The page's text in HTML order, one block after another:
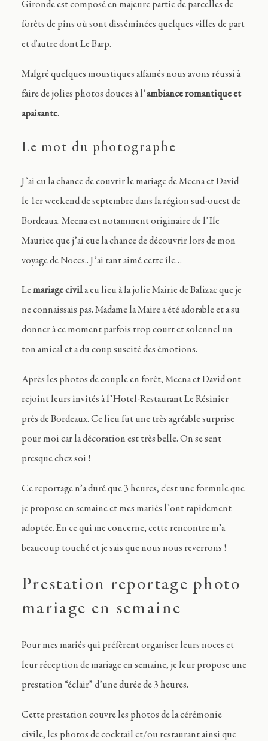
Gironde est composé en majeure partie de parcelles de
forêts de pins où sont disséminées quelques villes de part
et d'autre dont Le Barp.
Malgré quelques moustiques affamés nous avons réussi à
faire de jolies photos douces à l’ambiance romantique et
apaisante.
Le mot du photographe
J’ai eu la chance de couvrir le mariage de Meena et David
le 1er weekend de septembre dans la région sud-ouest de
Bordeaux. Meena est notamment originaire de l’Ile
Maurice que j’ai eue la chance de découvrir lors de mon
voyage de Noces.. J’ai tant aimé cette île…
Lemariage civila eu lieu à la jolie Mairie de Balizac que je
ne connaissais pas. Madame la Maire a été adorable et a su
donner à ce moment parfois trop court et solennel un
ton amical et a du coup suscité des émotions.
Après les photos de couple en forêt, Meena et David ont
rejoint leurs invités à l’Hotel-Restaurant Le Résinier
près de Bordeaux. Ce lieu fut une très agréable surprise
pour moi car la décoration est très belle. On se sent
presque chez soi !
Ce reportage n’a duré que 3 heures, c'est une formule que
je propose en semaine et mes mariés l’ont rapidement
adoptée. En ce qui me concerne, cette rencontre m’a
beaucoup touché et je sais que nous nous reverrons !
Prestation reportage photo
mariage en semaine
Pour mes mariés qui préfèrent organiser leurs noces et
leur réception de mariage en semaine, je leur propose une
prestation “éclair” d’une durée de 3 heures.
Cette prestation couvre les photos de la cérémonie
civile, les photos de cocktail et/ou restaurant ainsi que